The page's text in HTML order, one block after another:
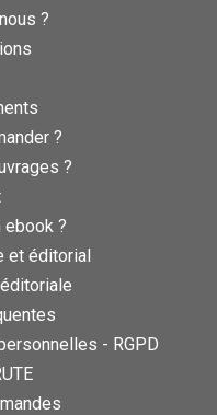
?
?
?
ebook ?
et éditorial
- RGPD